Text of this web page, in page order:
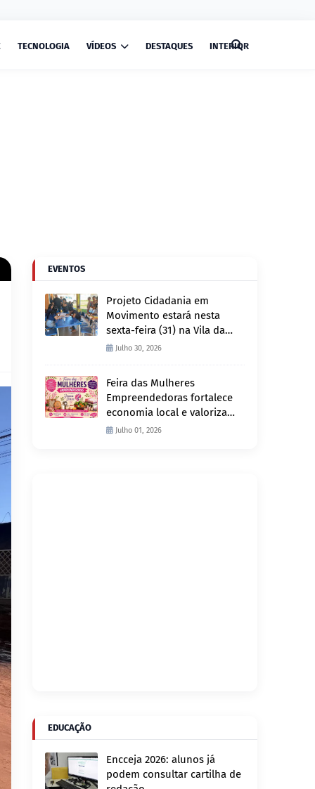
TECNOLOGIA VÍDEOS DESTAQUES INTERIOR
EVENTOS
Projeto Cidadania em
Movimento estará nesta
sexta-feira (31) na Vila da
Penha e sábado (1º) em
Julho 30, 2026
Feira das Mulheres
Empreendedoras fortalece
economia local e valoriza
produção feminina no
Julho 01, 2026
EDUCAÇÃO
Encceja 2026: alunos já
podem consultar cartilha de